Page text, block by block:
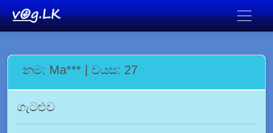
නම: Ma*** | වයස: 27
ගැටළුව